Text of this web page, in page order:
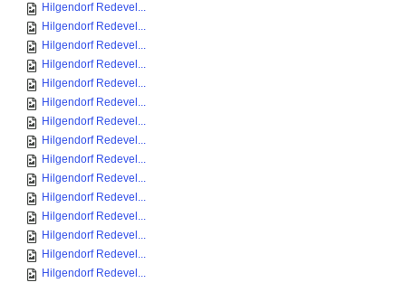
Hilgendorf Redevel...
Hilgendorf Redevel...
Hilgendorf Redevel...
Hilgendorf Redevel...
Hilgendorf Redevel...
Hilgendorf Redevel...
Hilgendorf Redevel...
Hilgendorf Redevel...
Hilgendorf Redevel...
Hilgendorf Redevel...
Hilgendorf Redevel...
Hilgendorf Redevel...
Hilgendorf Redevel...
Hilgendorf Redevel...
Hilgendorf Redevel...